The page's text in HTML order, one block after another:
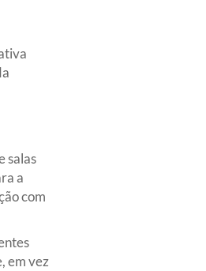
salas
a
com
em vez